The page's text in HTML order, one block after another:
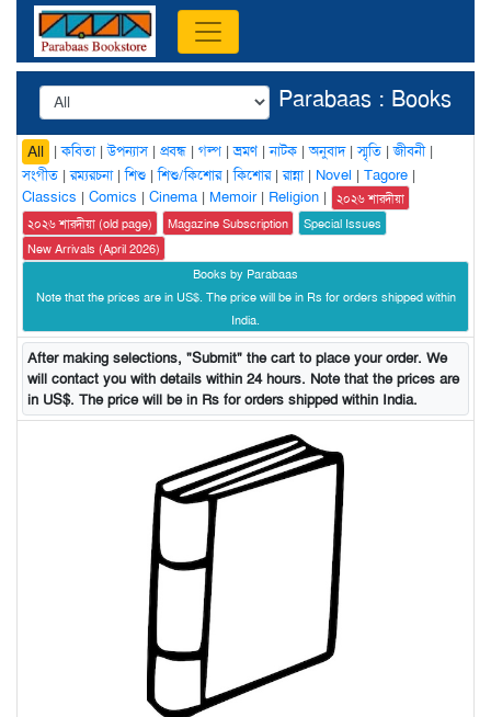
Parabaas : Books
All |কবিতা|উপন্যাস| প্রবন্ধ | গল্প |ভ্রমণ|নাটক |অনুবাদ|স্মৃতি |জীবনী|
সংগীত |রম্যরচনা|শিশু |শিশু/কিশোর|কিশোর|রান্না| Novel | Tagore |
Classics | Comics | Cinema | Memoir| Religion |
২০২৬ শারদীয়া
২০২৬ শারদীয়া (old page)
Magazine Subscription
Special Issues
New Arrivals (April 2026)
Books by Parabaas
Note that the prices are in US$. The price will be in Rs for orders shipped within
India.
After making selections, "Submit" the cart to place your order. We
will contact you with details within 24 hours. Note that the prices are
in US$. The price will be in Rs for orders shipped within India.